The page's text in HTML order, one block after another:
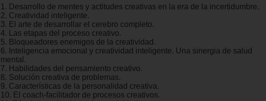
1. Desarrollo de mentes y actitudes creativas en la era de la incertidumbre.
2. Creatividad inteligente.
3. El arte de desarrollar el cerebro completo.
4. Las etapas del proceso creativo.
5. Bloqueadores enemigos de la creatividad.
6. Inteligencia emocional y creatividad inteligente. Una sinergia de salud
mental.
7. Habilidades del pensamiento creativo.
8. Solución creativa de problemas.
9. Características de la personalidad creativa.
10. El coach-facilitador de procesos creativos.